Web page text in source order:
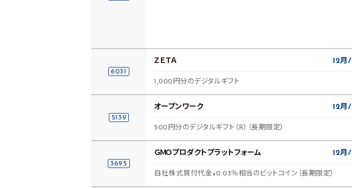
6031
ＺＥＴＡ 12月
1,000円分のデジタルギフト
5139
オープンワーク 12月
500円分のデジタルギフト（R）（長期限定）
3695
ＧＭＯプロダクトプラットフォーム 12月
自社株式買付代金×0.03％相当のビットコイン（長期限定）